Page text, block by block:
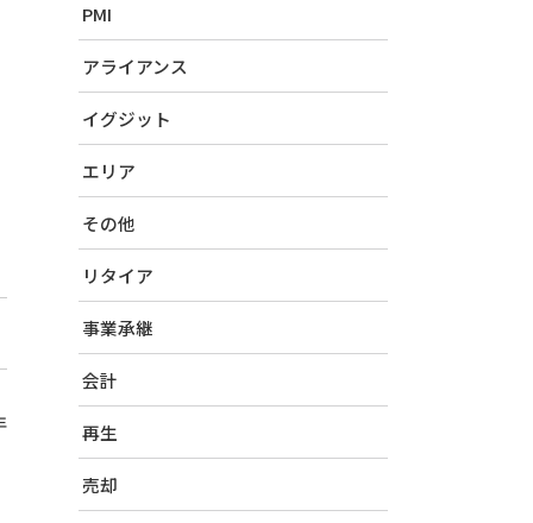
PMI
アライアンス
イグジット
エリア
その他
リタイア
事業承継
会計
再生
売却